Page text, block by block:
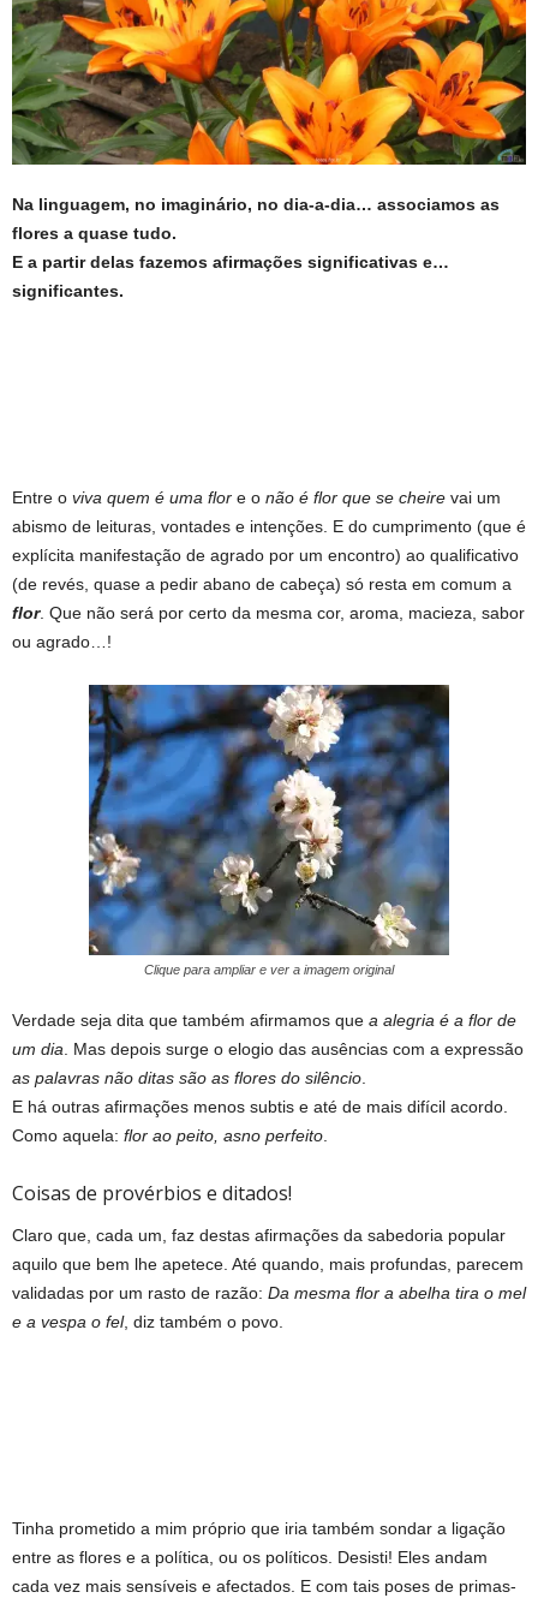
Na linguagem, no imaginário, no dia-a-dia… associamos as
flores a quase tudo.
E a partir delas fazemos afirmações significativas e…
significantes.
Entre o viva quem é uma flor e o não é flor que se cheire vai um
abismo de leituras, vontades e intenções. E do cumprimento (que é
explícita manifestação de agrado por um encontro) ao qualificativo
(de revés, quase a pedir abano de cabeça) só resta em comum a
flor. Que não será por certo da mesma cor, aroma, macieza, sabor
ou agrado…!
Clique para ampliar e ver a imagem original
Verdade seja dita que também afirmamos que a alegria é a flor de
um dia . Mas depois surge o elogio das ausências com a expressão
as palavras não ditas são as flores do silêncio
E há outras afirmações menos subtis e até de mais difícil acordo.
Como aquela: flor ao peito, asno perfeito
Coisas de provérbios e ditados!
Claro que, cada um, faz destas afirmações da sabedoria popular
aquilo que bem lhe apetece. Até quando, mais profundas, parecem
validadas por um rasto de razão: Da mesma flor a abelha tira o mel
e a vespa o fel, diz também o povo.
Tinha prometido a mim próprio que iria também sondar a ligação
entre as flores e a política, ou os políticos. Desisti! Eles andam
cada vez mais sensíveis e afectados. E com tais poses de primas-